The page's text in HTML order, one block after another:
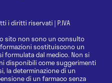
i diritti riservati | P.IVA
sito non sono un consulto
sostituiscono un
formulata dal medico. Non si
disponibili come suggerimenti
la determinazione di un
di un farmaco senza